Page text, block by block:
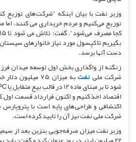
وزیر نفت با بیان اینکه "شرکت‌های توزیع
توزیع می‌کنیم و مردم خریداری می کنند،
بگیریم تا کپسول مورد نیاز خانوارهای
دست آنها برسد.
شرکت ملینفت به میزان 75
اقتصاد اخذ کنیم و اکنون قرارداد قسمت
اکتشافی و طراحی‌های پایه است با
شرکت ملی نفت نیز آن را تایید کرده است.
وزیر نفت میزان صرفه‌جویی بنزین بعد از